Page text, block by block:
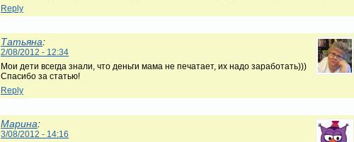
Reply
Татьяна:
2/08/2012 - 12:34
Мои дети всегда знали, что деньги мама не печатает, их надо заработать)))
Спасибо за статью!
Reply
Марина:
3/08/2012 - 14:16